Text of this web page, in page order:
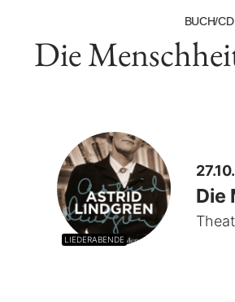
BUCH/CD
Die
LIEDERABENDE
Die